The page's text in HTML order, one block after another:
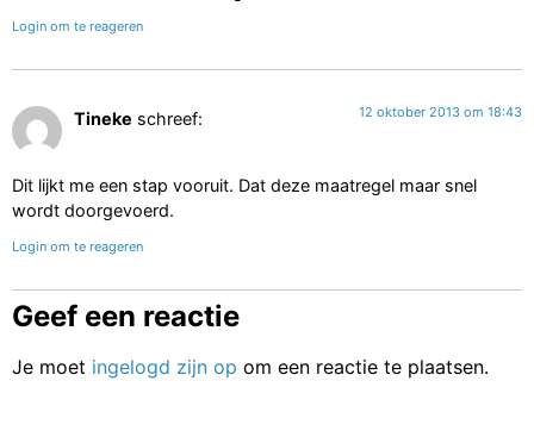
Login om te reageren
Tineke schreef: 12 oktober 2013 om 18:43
Dit lijkt me een stap vooruit. Dat deze maatregel maar snel
wordt doorgevoerd.
Login om te reageren
Geef een reactie
Je moet ingelogd zijn op om een reactie te plaatsen.